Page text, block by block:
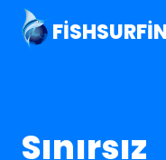
Sınırsız